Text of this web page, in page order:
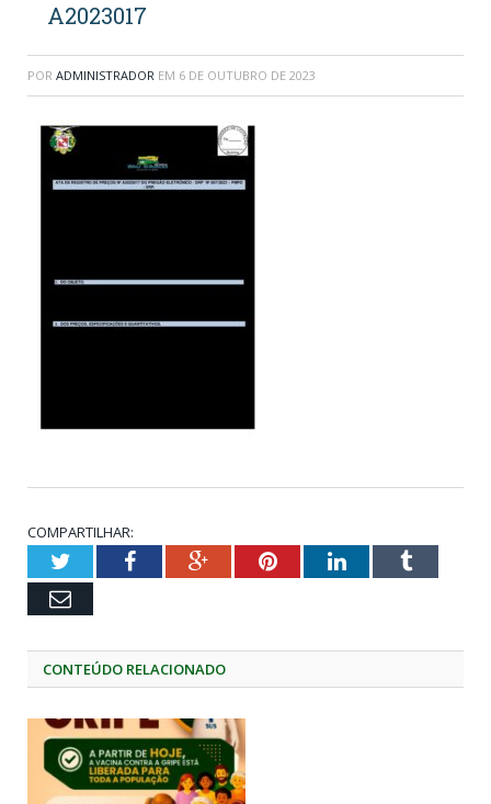
A2023017
POR ADMINISTRADOR EM 6 DE OUTUBRO DE 2023
COMPARTILHAR:
TwitterFacebookGoogle+PinterestLinkedInTumblr
Email
CONTEÚDO RELACIONADO